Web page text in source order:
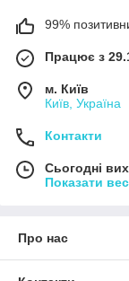
99%
Працює з
м. Київ
Київ, Україна
Контакти
Сьогодні
Показати
Про нас